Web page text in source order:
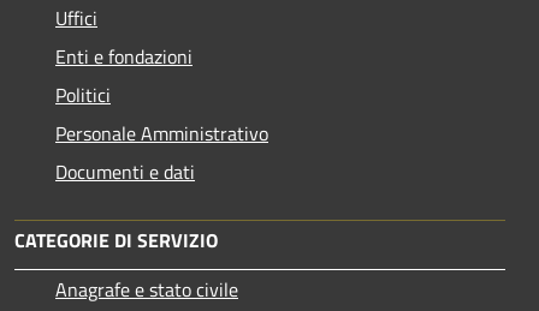
Uffici
Enti e fondazioni
Politici
Personale Amministrativo
Documenti e dati
CATEGORIE DI SERVIZIO
Anagrafe e stato civile